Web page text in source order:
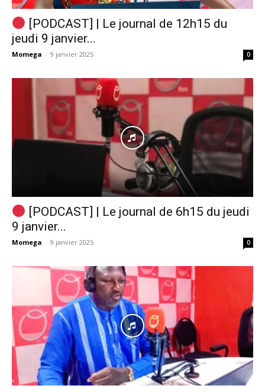
[PODCAST] | Le journal de 12h15 du
jeudi 9 janvier...
Momega - 9 janvier 2025 0
[PODCAST] | Le journal de 6h15 du jeudi
9 janvier...
Momega - 9 janvier 2025 0